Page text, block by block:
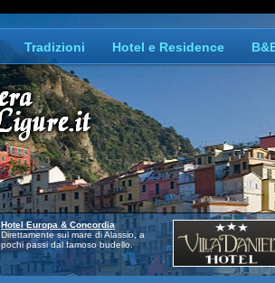
Hotel Europa & Concordia
Direttamente sul mare di Alassio, a
pochi passi dal famoso budello.
Tradizioni Hotel e Residence